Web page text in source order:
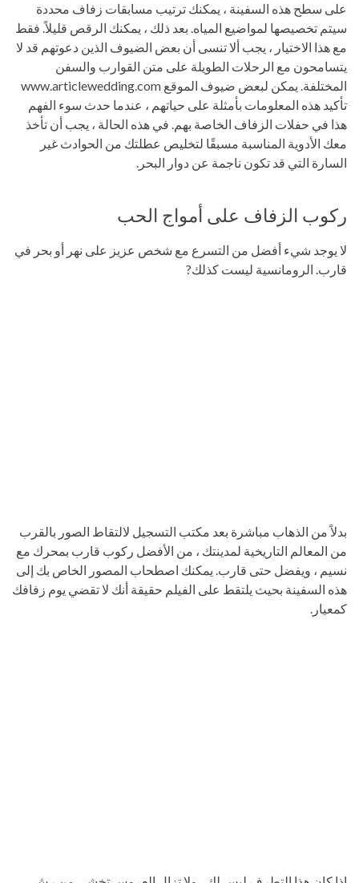
على سطح هذه السفينة ، يمكنك ترتيب مسابقات زفاف محددة
سيتم تخصيصها لمواضيع المياه. بعد ذلك ، يمكنك الرقص قليلاً. فقط
مع هذا الاختيار ، يجب ألا تنسى أن بعض الضيوف الذين دعوتهم قد لا
يتسامحون مع الرحلات الطويلة على متن القوارب والسفن
المختلفة. يمكن لبعض ضيوف الموقع www.articlewedding.com
تأكيد هذه المعلومات بأمثلة على حياتهم ، عندما حدث سوء الفهم
هذا في حفلات الزفاف الخاصة بهم. في هذه الحالة ، يجب أن تأخذ
معك الأدوية المناسبة مسبقًا لتخليص عطلتك من الحوادث غير
السارة التي قد تكون ناجمة عن دوار البحر.
ركوب الزفاف على أمواج الحب
لا يوجد شيء أفضل من التسرع مع شخص عزيز على نهر أو بحر في
قارب. الرومانسية ليست كذلك?
بدلاً من الذهاب مباشرة بعد مكتب التسجيل لالتقاط الصور بالقرب
من المعالم التاريخية لمدينتك ، من الأفضل ركوب قارب بمحرك مع
نسيم ، ويفضل حتى قارب. يمكنك اصطحاب المصور الخاص بك إلى
هذه السفينة بحيث يلتقط على الفيلم حقيقة أنك لا تقضي يوم زفافك
كمعيار.